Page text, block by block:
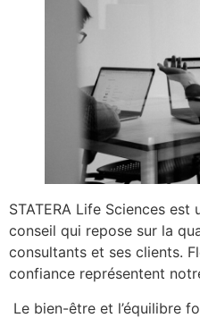
STATERA Life Sciences
conseil qui repose sur la
consultants et ses clients.
confiance représentent
Le bien-être et l’équilibre